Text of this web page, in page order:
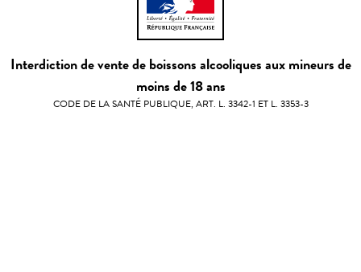
Interdiction de vente de boissons alcooliques aux mineurs de
moins de 18 ans
CODE DE LA SANTÉ PUBLIQUE, ART. L. 3342-1 ET L. 3353-3